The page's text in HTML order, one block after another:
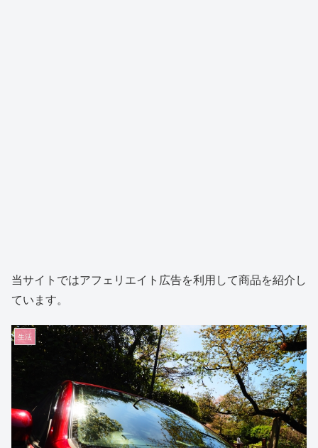
当サイトではアフェリエイト広告を利用して商品を紹介し
ています。
生活